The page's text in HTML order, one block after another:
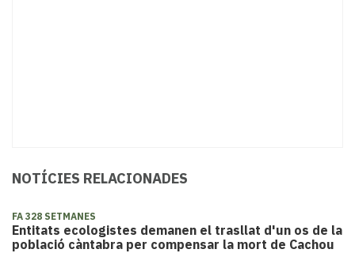
NOTÍCIES RELACIONADES
FA 328 SETMANES
Entitats ecologistes demanen el trasllat d'un os de la
població càntabra per compensar la mort de Cachou